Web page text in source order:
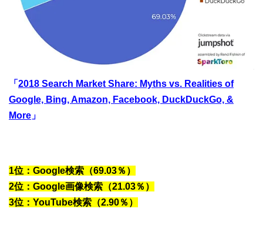
「 2018 Search Market Share: Myths vs. Realities of
Google, Bing, Amazon, Facebook, DuckDuckGo, &
More 」
1位：Google検索（69.03％）
2位：Google画像検索（21.03％）
3位：YouTube検索（2.90％）